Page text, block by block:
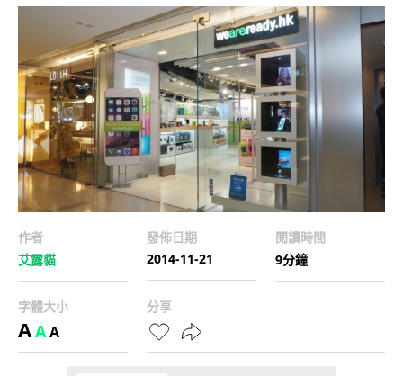
作者
艾露貓
發佈日期
2014-11-21
閱讀時間
9分鐘
字體大小
AAA
分享